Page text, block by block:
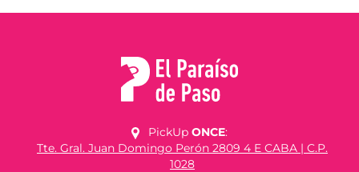
PickUp ONCE:
Tte. Gral. Juan Domingo Perón 2809 4 E CABA | C.P.
1028